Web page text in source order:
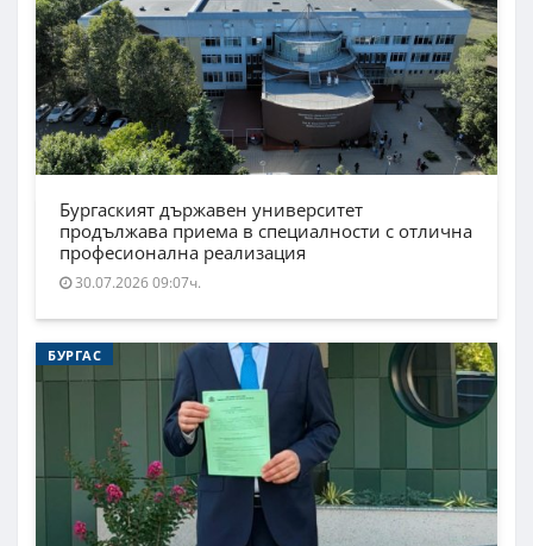
Бургаският държавен университет
продължава приема в специалности с отлична
професионална реализация
30.07.2026 09:07ч.
БУРГАС